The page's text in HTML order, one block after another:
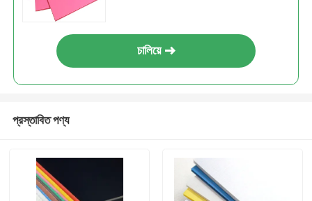
চালিয়ে
প্রস্তাবিত পণ্য